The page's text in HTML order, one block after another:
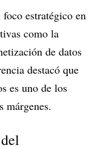
estratégico en
como la
de datos
destacó que
es uno de los
márgenes.